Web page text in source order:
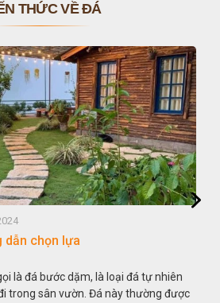
THỨC VỀ ĐÁ
nhiên
được
Đá non bộ - cách lựa
Hòn non bộ được biết đến là
thu nhỏ, đưa mô hình những